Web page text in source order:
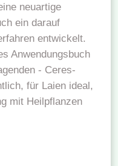
neuartige
ein darauf
entwickelt.
Anwendungsbuch
- Ceres-
für Laien ideal,
mit Heilpflanzen